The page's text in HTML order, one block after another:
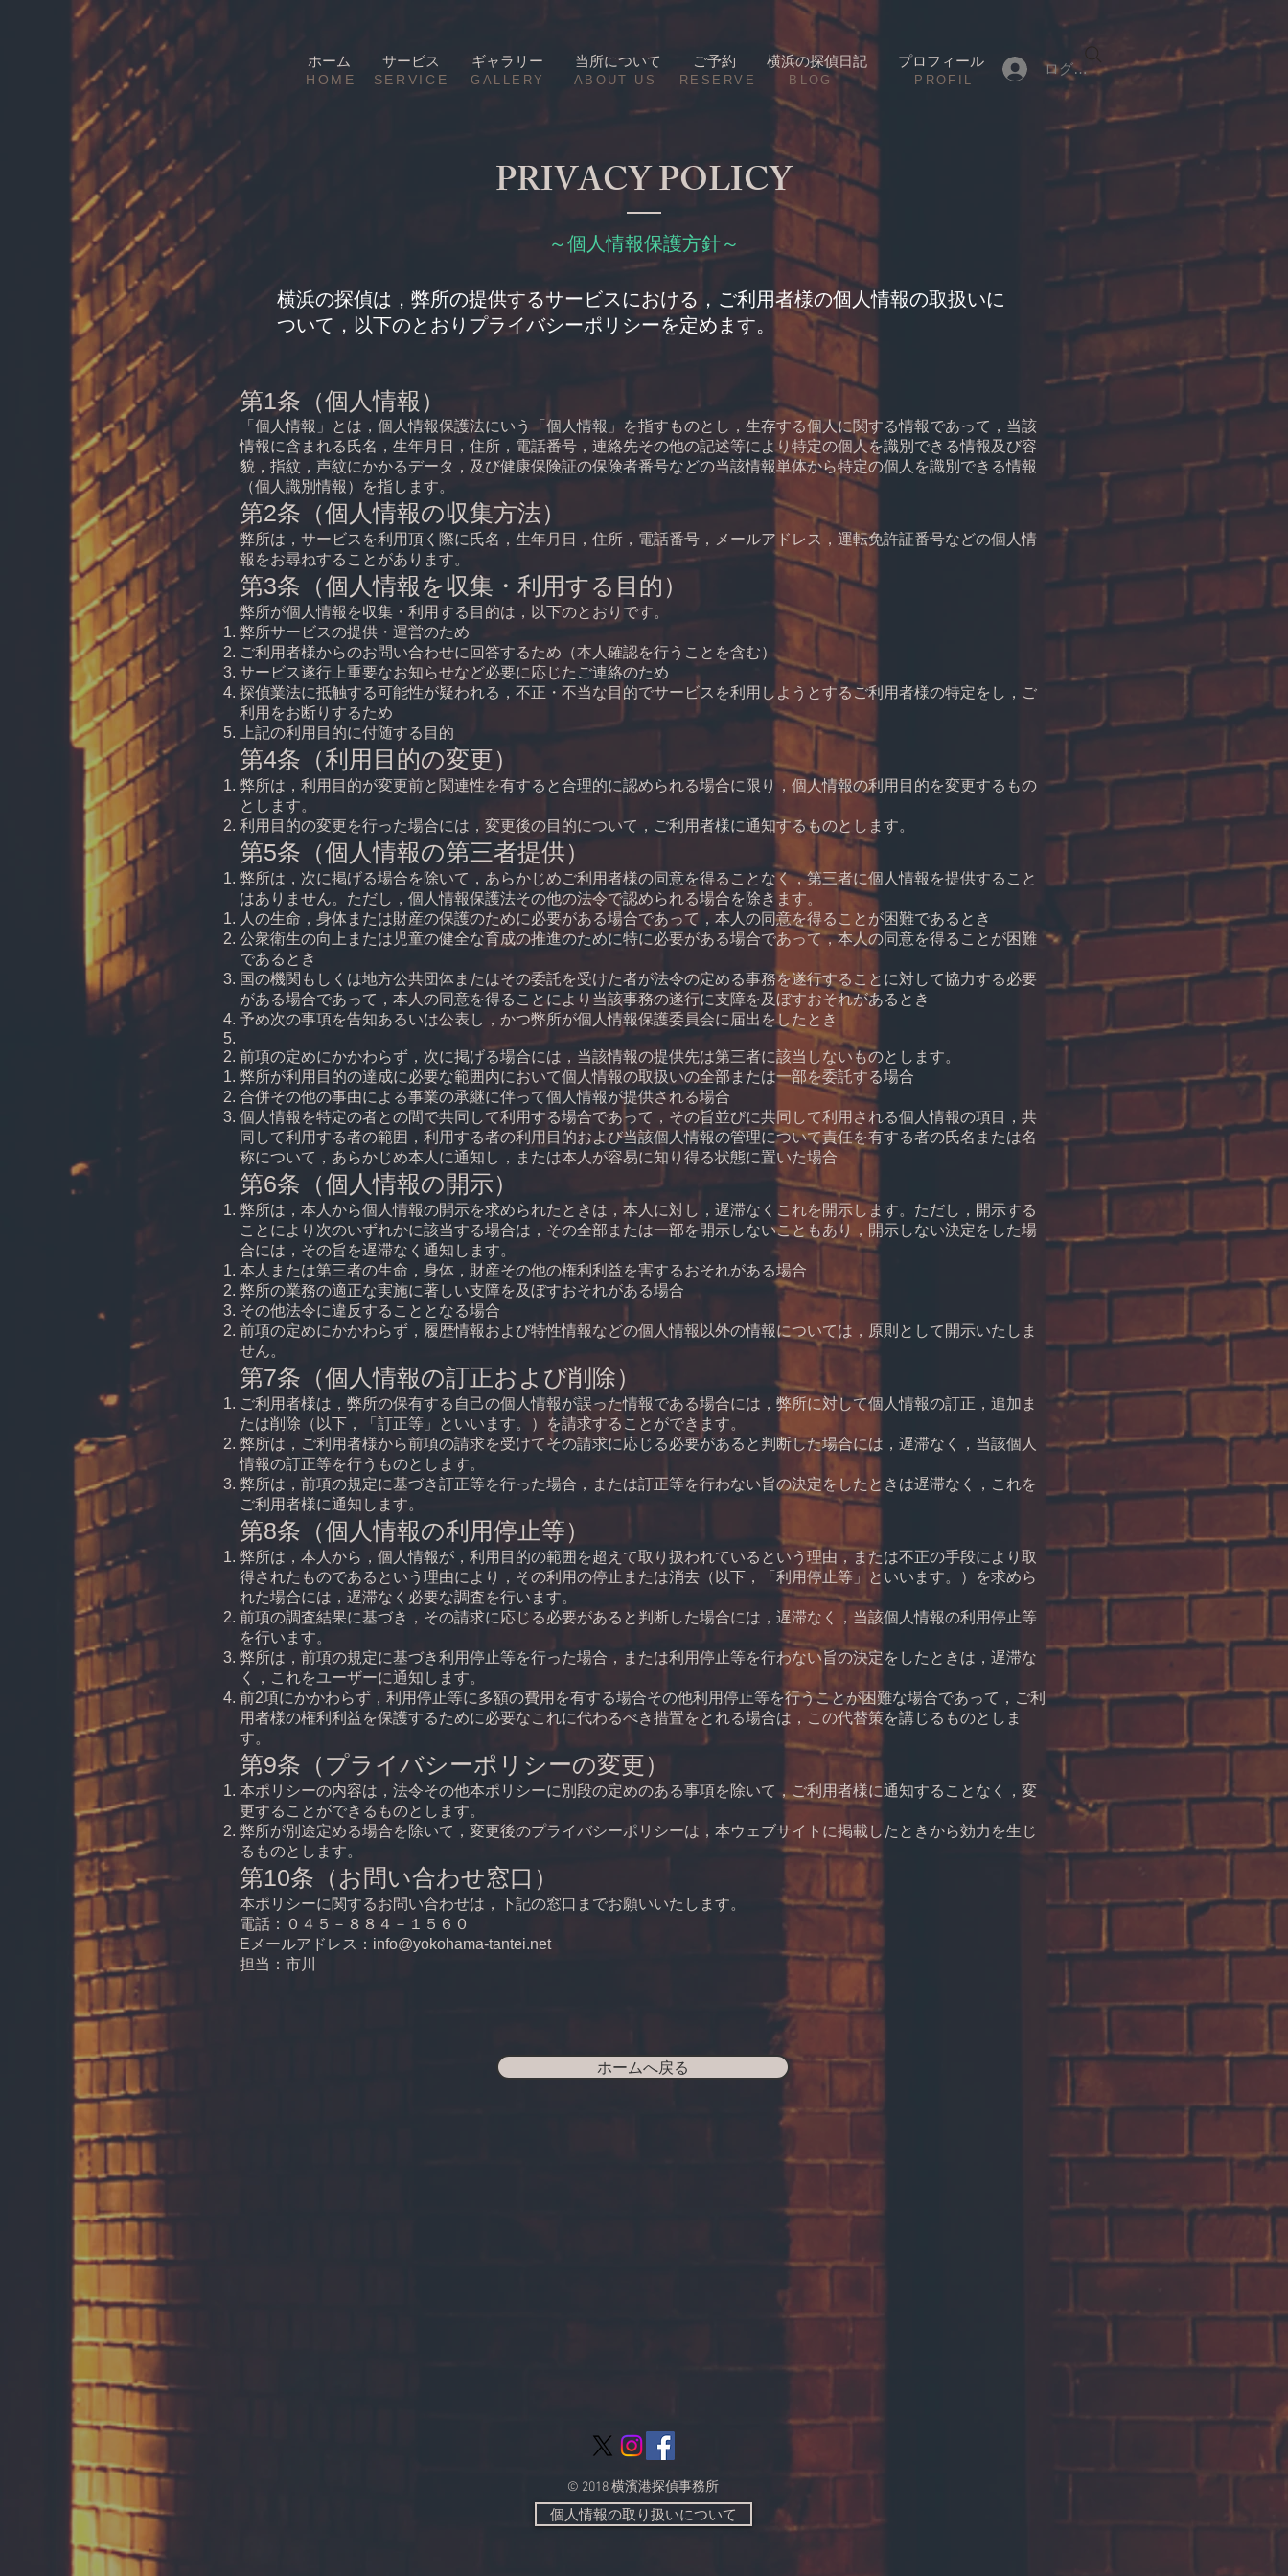
ログイン
ホーム サービス ギャラリー 当所について ご予約 横浜の探偵日記 プロフィール
HOME SERVICE ​GALLERY ​ABOUT US ​PROFIL
RESERVE BLOG
​PRIVACY POLICY
～​個人情報保護方針～
​横浜の探偵は，弊所の提供するサービスにおける，ご利用者様の個人情報の取扱いに
ついて，以下のとおりプライバシーポリシーを定めます。
第1条（個人情報）
「個人情報」とは，個人情報保護法にいう「個人情報」を指すものとし，生存する個人に関する情報であって，当該
情報に含まれる氏名，生年月日，住所，電話番号，連絡先その他の記述等により特定の個人を識別できる情報及び容
貌，指紋，声紋にかかるデータ，及び健康保険証の保険者番号などの当該情報単体から特定の個人を識別できる情報
（個人識別情報）を指します。
第2条（個人情報の収集方法）
弊所は，サービスを利用頂く際に氏名，生年月日，住所，電話番号，メールアドレス，運転免許証番号などの個人情
報をお尋ねすることがあります。
第3条（個人情報を収集・利用する目的）
弊所が個人情報を収集・利用する目的は，以下のとおりです。
弊所サービスの提供・運営のため
ご利用者様からのお問い合わせに回答するため（本人確認を行うことを含む）
サービス遂行上重要なお知らせなど必要に応じたご連絡のため
探偵業法に抵触する可能性が疑われる，不正・不当な目的でサービスを利用しようとするご利用者様の特定をし，ご
利用をお断りするため
上記の利用目的に付随する目的
第4条（利用目的の変更）
弊所は，利用目的が変更前と関連性を有すると合理的に認められる場合に限り，個人情報の利用目的を変更するもの
とします。
利用目的の変更を行った場合には，変更後の目的について，ご利用者様に通知するものとします。
第5条（個人情報の第三者提供）
弊所は，次に掲げる場合を除いて，あらかじめご利用者様の同意を得ることなく，第三者に個人情報を提供すること
はありません。ただし，個人情報保護法その他の法令で認められる場合を除きます。
人の生命，身体または財産の保護のために必要がある場合であって，本人の同意を得ることが困難であるとき
公衆衛生の向上または児童の健全な育成の推進のために特に必要がある場合であって，本人の同意を得ることが困難
であるとき
国の機関もしくは地方公共団体またはその委託を受けた者が法令の定める事務を遂行することに対して協力する必要
がある場合であって，本人の同意を得ることにより当該事務の遂行に支障を及ぼすおそれがあるとき
予め次の事項を告知あるいは公表し，かつ弊所が個人情報保護委員会に届出をしたとき
前項の定めにかかわらず，次に掲げる場合には，当該情報の提供先は第三者に該当しないものとします。
弊所が利用目的の達成に必要な範囲内において個人情報の取扱いの全部または一部を委託する場合
合併その他の事由による事業の承継に伴って個人情報が提供される場合
個人情報を特定の者との間で共同して利用する場合であって，その旨並びに共同して利用される個人情報の項目，共
同して利用する者の範囲，利用する者の利用目的および当該個人情報の管理について責任を有する者の氏名または名
称について，あらかじめ本人に通知し，または本人が容易に知り得る状態に置いた場合
第6条（個人情報の開示）
弊所は，本人から個人情報の開示を求められたときは，本人に対し，遅滞なくこれを開示します。ただし，開示する
ことにより次のいずれかに該当する場合は，その全部または一部を開示しないこともあり，開示しない決定をした場
合には，その旨を遅滞なく通知します。
本人または第三者の生命，身体，財産その他の権利利益を害するおそれがある場合
弊所の業務の適正な実施に著しい支障を及ぼすおそれがある場合
その他法令に違反することとなる場合
前項の定めにかかわらず，履歴情報および特性情報などの個人情報以外の情報については，原則として開示いたしま
せん。
第7条（個人情報の訂正および削除）
ご利用者様は，弊所の保有する自己の個人情報が誤った情報である場合には，弊所に対して個人情報の訂正，追加ま
たは削除（以下，「訂正等」といいます。）を請求することができます。
弊所は，ご利用者様から前項の請求を受けてその請求に応じる必要があると判断した場合には，遅滞なく，当該個人
情報の訂正等を行うものとします。
弊所は，前項の規定に基づき訂正等を行った場合，または訂正等を行わない旨の決定をしたときは遅滞なく，これを
ご利用者様に通知します。
第8条（個人情報の利用停止等）
弊所は，本人から，個人情報が，利用目的の範囲を超えて取り扱われているという理由，または不正の手段により取
得されたものであるという理由により，その利用の停止または消去（以下，「利用停止等」といいます。）を求めら
れた場合には，遅滞なく必要な調査を行います。
前項の調査結果に基づき，その請求に応じる必要があると判断した場合には，遅滞なく，当該個人情報の利用停止等
を行います。
弊所は，前項の規定に基づき利用停止等を行った場合，または利用停止等を行わない旨の決定をしたときは，遅滞な
く，これをユーザーに通知します。
前2項にかかわらず，利用停止等に多額の費用を有する場合その他利用停止等を行うことが困難な場合であって，ご利
用者様の権利利益を保護するために必要なこれに代わるべき措置をとれる場合は，この代替策を講じるものとしま
す。
第9条（プライバシーポリシーの変更）
本ポリシーの内容は，法令その他本ポリシーに別段の定めのある事項を除いて，ご利用者様に通知することなく，変
更することができるものとします。
弊所が別途定める場合を除いて，変更後のプライバシーポリシーは，本ウェブサイトに掲載したときから効力を生じ
るものとします。
第10条（お問い合わせ窓口）
本ポリシーに関するお問い合わせは，下記の窓口までお願いいたします。
電話：０４５－８８４－１５６０
Eメールアドレス：info@yokohama-tantei.net
​担当：市川
ホームへ戻る
© 2018 横濱港探偵事務所
個人情報の取り扱いについて